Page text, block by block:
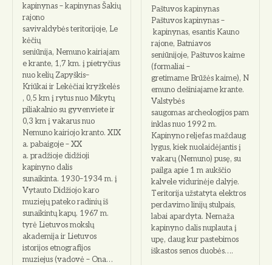
kapinynas – kapinynas Šakių
rajono
savivaldybės teritorijoje, Le
kėčių
seniūnija, Nemuno kairiajam
e krante, 1,7 km. į pietryčius
nuo kelių Zapyškis–
Kriūkai ir Lekėčiai kryžkelės
, 0,5 km į rytus nuo Mikytų
piliakalnio su gyvenviete ir
0,3 km į vakarus nuo
Nemuno kairiojo kranto. XIX
a. pabaigoje – XX
a. pradžioje didžioji
kapinyno dalis
sunaikinta. 1930–1934 m. į
Vytauto Didžiojo karo
muziejų pateko radinių iš
sunaikintų kapų. 1967 m.
tyrė Lietuvos mokslų
akademija ir Lietuvos
istorijos etnografijos
muziejus (vadovė – Ona…
Paštuvos kapinynas
Paštuvos kapinynas –
kapinynas, esantis Kauno
rajone, Batniavos
seniūnijoje, Paštuvos kaime
(formaliai –
gretimame Brūžės kaime), N
emuno dešiniajame krante.
Valstybės
saugomas archeologijos pam
inklas nuo 1992 m.
Kapinyno reljefas maždaug
lygus, kiek nuolaidėjantis į
vakarų (Nemuno) pusę, su
pailga apie 1 m aukščio
kalvele vidurinėje dalyje.
Teritorija užstatyta elektros
perdavimo linijų stulpais,
labai apardyta. Nemaža
kapinyno dalis nuplauta į
upę, daug kur pastebimos
iškastos senos duobės….